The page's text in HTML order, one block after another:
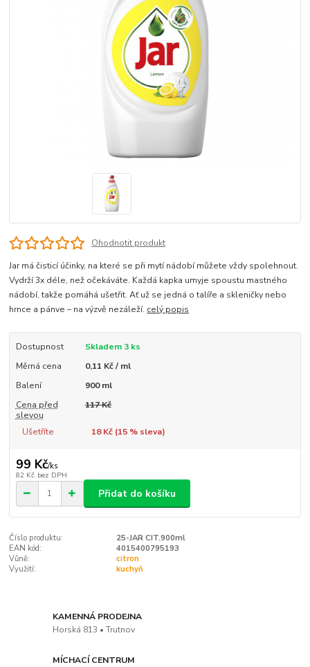
Ohodnotit produkt
Jar má čisticí účinky, na které se při mytí nádobí můžete vždy spolehnout.
Vydrží 3x déle, než očekáváte. Každá kapka umyje spoustu mastného
nádobí, takže pomáhá ušetřit. Ať už se jedná o talíře a skleničky nebo
hrnce a pánve – na výzvě nezáleží. celý popis
Dostupnost
Skladem 3 ks
Měrná cena
0,11 Kč / ml
Balení
900 ml
Cena před
slevou
117 Kč
Ušetříte 18 Kč (15% sleva)
99 Kč/ks
82 Kč bez DPH
Přidat do košíku
Číslo produktu:
25-JAR CIT.900ml
EAN kód:
4015400795193
Vůně:
citron
Využití:
kuchyň
KAMENNÁ PRODEJNA
Horská 813 • Trutnov
MÍCHACÍ CENTRUM